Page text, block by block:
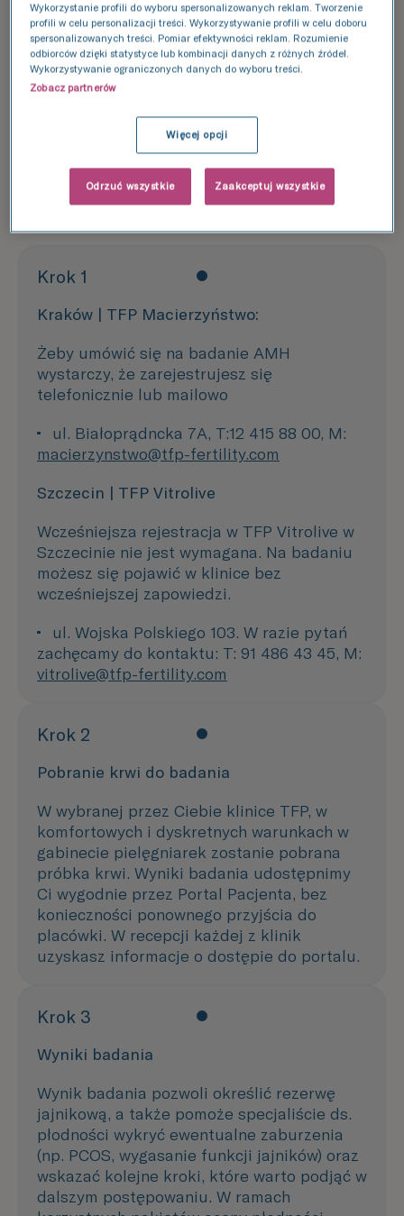
Umów badanie AMH
Badanie AMH w klinikach TFP
Jak wygląda badanie AMH?
Krok 1
Kraków | TFP Macierzyństwo:
Żeby umówić się na badanie AMH
wystarczy, że zarejestrujesz się
telefonicznie lub mailowo
macierzynstwo@tfp-fertility.com
Szczecin | TFP Vitrolive
Wcześniejsza rejestracja w TFP Vitrolive w
Szczecinie nie jest wymagana. Na badaniu
możesz się pojawić w klinice bez
wcześniejszej zapowiedzi.
ul. Wojska Polskiego 103. W razie pytań
vitrolive@tfp-fertility.com
Krok 2
Pobranie krwi do badania
W wybranej przez Ciebie klinice TFP, w
komfortowych i dyskretnych warunkach w
gabinecie pielęgniarek zostanie pobrana
próbka krwi. Wyniki badania udostępnimy
Ci wygodnie przez Portal Pacjenta, bez
konieczności ponownego przyjścia do
placówki. W recepcji każdej z klinik
uzyskasz informacje o dostępie do portalu.
Krok 3
Wyniki badania
Wynik badania pozwoli określić rezerwę
jajnikową, a także pomoże specjaliście ds.
płodności wykryć ewentualne zaburzenia
(np. PCOS, wygasanie funkcji jajników) oraz
wskazać kolejne kroki, które warto podjąć w
dalszym postępowaniu. W ramach
Wykorzystanie profili do wyboru spersonalizowanych reklam. Tworzenie
profili w celu personalizacji treści. Wykorzystywanie profili w celu doboru
spersonalizowanych treści. Pomiar efektywności reklam. Rozumienie
odbiorców dzięki statystyce lub kombinacji danych z różnych źródeł.
Wykorzystywanie ograniczonych danych do wyboru treści.
Zobacz partnerów
Więcej opcji
Odrzuć wszystkie Zaakceptuj wszystkie